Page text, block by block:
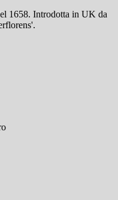
1658. Introdotta in UK da